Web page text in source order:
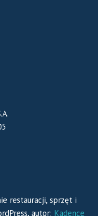
restauracji, sprzęt i
autor: Kadence